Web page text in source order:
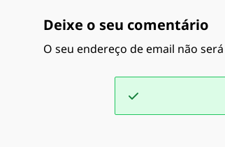
Deixe o seu comentário
O seu endereço de email não